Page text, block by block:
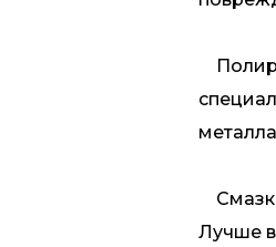
Лучше